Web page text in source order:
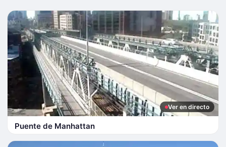
Ver en directo
Puente de Manhattan